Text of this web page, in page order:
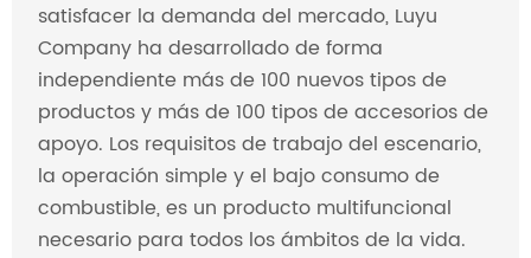
satisfacer la demanda del mercado, Luyu
Company ha desarrollado de forma
independiente más de 100 nuevos tipos de
productos y más de 100 tipos de accesorios de
apoyo. Los requisitos de trabajo del escenario,
la operación simple y el bajo consumo de
combustible, es un producto multifuncional
necesario para todos los ámbitos de la vida.